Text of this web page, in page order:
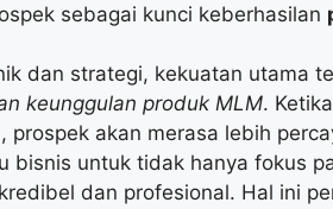
sebagai kunci keberhasilan
dan strategi, kekuatan utama
keunggulan produk MLM.
prospek akan merasa lebih
bisnis untuk tidak hanya fokus
dan profesional. Hal ini